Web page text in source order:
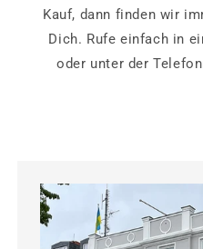
Kauf, dann finden wir
Dich. Rufe einfach in
oder unter der